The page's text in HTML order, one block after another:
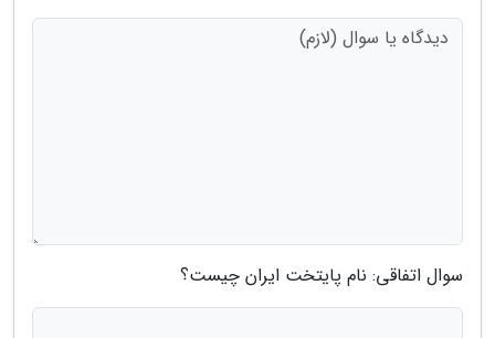
سوال اتفاقی: نام پایتخت ایران چیست؟